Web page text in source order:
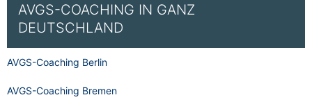
AVGS-COACHING IN GANZ
DEUTSCHLAND
AVGS-Coaching Berlin
AVGS-Coaching Bremen